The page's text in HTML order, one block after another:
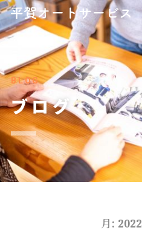
BLOG
ブログ
月: